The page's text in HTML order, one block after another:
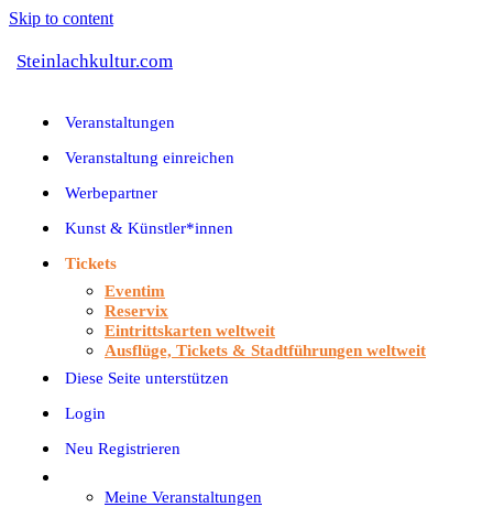
Skip to content
Steinlachkultur.com
Veranstaltungen
Veranstaltung einreichen
Werbepartner
Kunst & Künstler*innen
Tickets
Eventim
Reservix
Eintrittskarten weltweit
Ausflüge, Tickets & Stadtführungen weltweit
Diese Seite unterstützen
Login
Neu Registrieren
Meine Veranstaltungen